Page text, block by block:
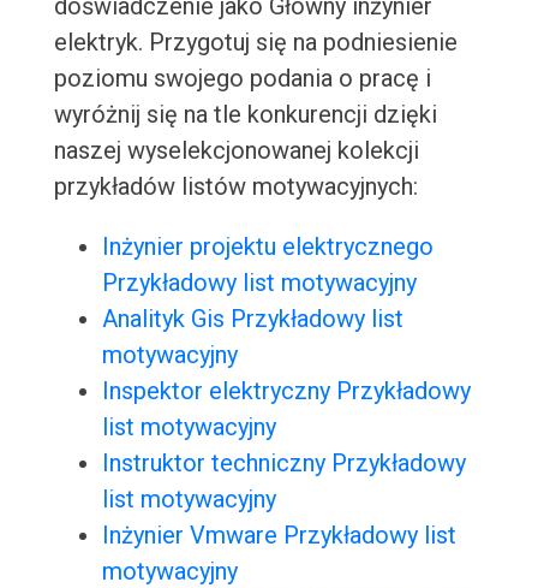
doświadczenie jako Główny inżynier
elektryk. Przygotuj się na podniesienie
poziomu swojego podania o pracę i
wyróżnij się na tle konkurencji dzięki
naszej wyselekcjonowanej kolekcji
przykładów listów motywacyjnych:
Inżynier projektu elektrycznego
Przykładowy list motywacyjny
Analityk Gis Przykładowy list
motywacyjny
Inspektor elektryczny Przykładowy
list motywacyjny
Instruktor techniczny Przykładowy
list motywacyjny
Inżynier Vmware Przykładowy list
motywacyjny